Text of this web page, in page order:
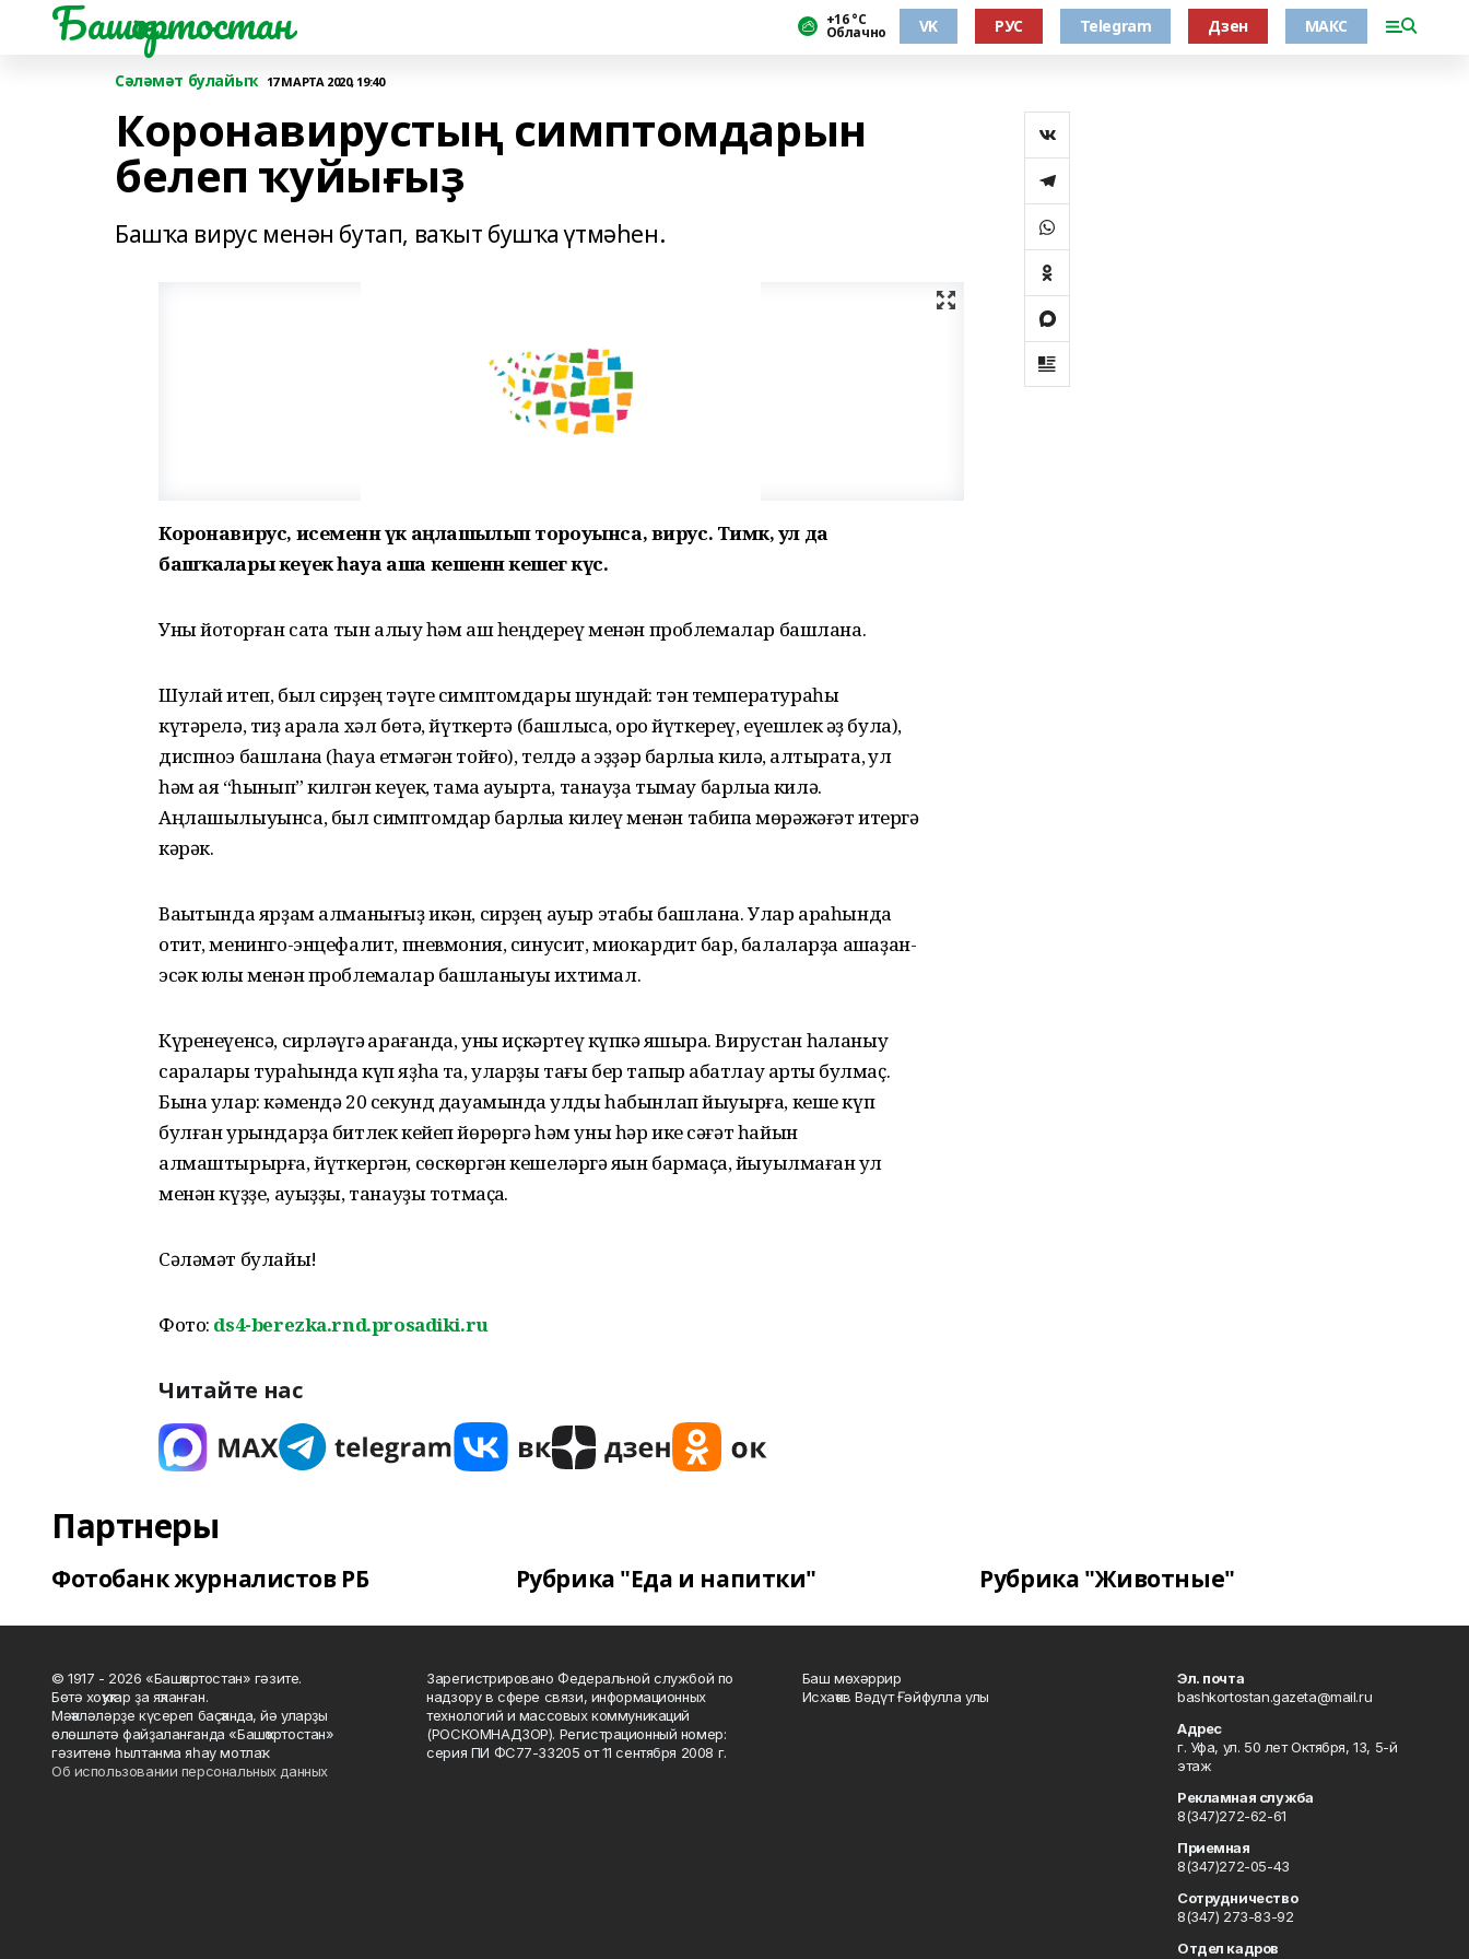
Башҡортостан +16 °С
Облачно VK РУС Telegram Дзен МАКС
Сәләмәт булайыҡ 17 МАРТА 2020, 19:40
Коронавирустың симптомдарын
белеп ҡуйығыҙ
Башҡа вирус менән бутап, ваҡыт бушҡа үтмәһен.
Коронавирус, исеменән үк аңлашылып тороуынса, вирус. Тимәк, ул да
башҡалары кеүек һауа аша кешенән кешегә күсә.
Уны йоҡторған саҡта тын алыу һәм аш һеңдереү менән проблемалар башлана.
Шулай итеп, был сирҙең тәүге симптомдары шундай: тән температураһы
күтәрелә, тиҙ арала хәл бөтә, йүткертә (башлыса, ҡоро йүткереү, еүешлек әҙ була),
диспноэ башлана (һауа етмәгән тойғо), телдә аҡ эҙҙәр барлыҡҡа килә, ҡалтырата, ҡул
һәм аяҡ “һынып” килгән кеүек, тамаҡ ауырта, танауҙа тымау барлыҡҡа килә.
Аңлашылыуынса, был симптомдар барлыҡҡа килеү менән табипҡа мөрәжәғәт итергә
кәрәк.
Ваҡытында ярҙам алманығыҙ икән, сирҙең ауыр этабы башлана. Улар араһында
отит, менинго-энцефалит, пневмония, синусит, миокардит бар, балаларҙа ашҡаҙан-
эсәк юлы менән проблемалар башланыуы ихтимал.
Күренеүенсә, сирләүгә ҡарағанда, уны иҫкәртеү күпкә яҡшыраҡ. Вирустан һаҡланыу
саралары тураһында күп яҙһаҡ та, уларҙы тағы бер тапҡыр ҡабатлау артыҡ булмаҫ.
Бына улар: кәмендә 20 секунд дауамында ҡулды һабынлап йыуырға, кеше күп
булған урындарҙа битлек кейеп йөрөргә һәм уны һәр ике сәғәт һайын
алмаштырырға, йүткергән, сөскөргән кешеләргә яҡын бармаҫҡа, йыуылмаған ҡул
менән күҙҙе, ауыҙҙы, танауҙы тотмаҫҡа.
Сәләмәт булайыҡ!
Фото: ds4-berezka.rnd.prosadiki.ru
Читайте нас
Партнеры
Фотобанк журналистов РБ Рубрика "Еда и напитки" Рубрика "Животные"
© 1917 - 2026 «Башҡортостан» гәзите.
Бөтә хоҡуҡтар ҙа яҡланған.
Мәҡәләләрҙе күсереп баҫҡанда, йә уларҙы
өлөшләтә файҙаланғанда «Башҡортостан»
гәзитенә һылтанма яһау мотлаҡ.
Об использовании персональных данных
Зарегистрировано Федеральной службой по
надзору в сфере связи, информационных
технологий и массовых коммуникаций
(РОСКОМНАДЗОР). Регистрационный номер:
серия ПИ ФС77-33205 от 11 сентября 2008 г.
Баш мөхәррир
Исхаҡов Вәдүт Ғәйфулла улы
Эл. почта
bashkortostan.gazeta@mail.ru
Адрес
г. Уфа, ул. 50 лет Октября, 13, 5-й
этаж
Рекламная служба
8(347)272-62-61
Приемная
8(347)272-05-43
Сотрудничество
8(347) 273-83-92
Отдел кадров